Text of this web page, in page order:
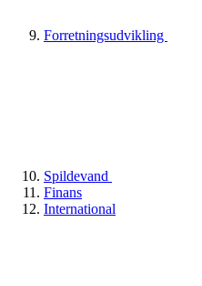
Forretningsudvikling
Spildevand
Finans
International